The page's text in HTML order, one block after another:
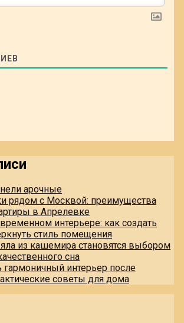
арочные
рядом с Москвой: преимущества
в Апрелевке
интерьере: как создать
стиль помещения
из кашемира становятся выбором
сна
гармоничный интерьер после
советы для дома